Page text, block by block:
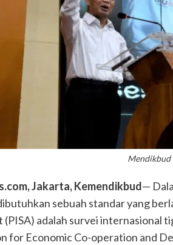
Mendikbud
Jakarta, Kemendikbud—
sebuah standar yang
(PISA) adalah survei internasional
for Economic Co-operation and